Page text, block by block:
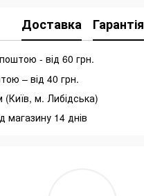
Доставка Гарантія
- від 60 грн.
– від 40 грн.
м. Либідська)
магазину 14 днів